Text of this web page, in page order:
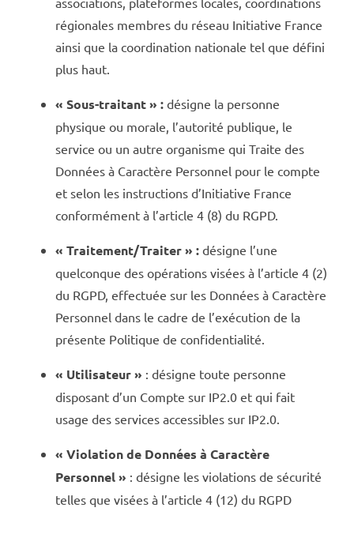
régionales membres du réseau Initiative France
ainsi que la coordination nationale tel que défini
plus haut.
« Sous-traitant » :désigne la personne
physique ou morale, l’autorité publique, le
service ou un autre organisme qui Traite des
Données à Caractère Personnel pour le compte
et selon les instructions d’Initiative France
conformément à l’article 4 (8) du RGPD.
« Traitement/Traiter » :désigne l’une
quelconque des opérations visées à l’article 4 (2)
du RGPD, effectuée sur les Données à Caractère
Personnel dans le cadre de l’exécution de la
présente Politique de confidentialité.
« Utilisateur » : désigne toute personne
disposant d’un Compte sur IP2.0 et qui fait
usage des services accessibles sur IP2.0.
« Violation de Données à Caractère
Personnel » : désigne les violations de sécurité
telles que visées à l’article 4 (12) du RGPD